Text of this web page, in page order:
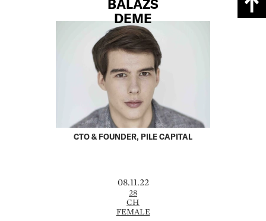
BALAZS
DEME
CTO & FOUNDER, PILE CAPITAL
08.11.22
28
CH
FEMALE